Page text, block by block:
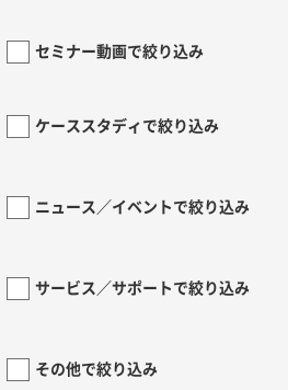
セミナー動画で絞り込み
ケーススタディで絞り込み
ニュース／イベントで絞り込み
サービス／サポートで絞り込み
その他で絞り込み